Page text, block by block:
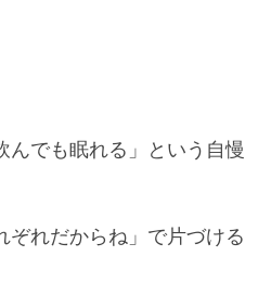
んでも眠れる」という自慢
ぞれだからね」で片づける